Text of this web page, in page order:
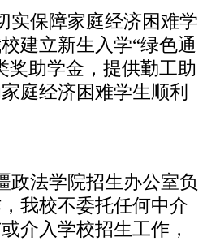
实保障家庭经济困难学
建立新生入学“绿色通
奖助学金，提供勤工助
庭经济困难学生顺利
政法学院招生办公室负
我校不委托任何中介
介入学校招生工作，